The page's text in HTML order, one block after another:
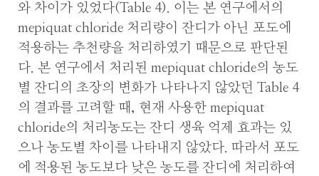
와 차이가 있었다(Table 4). 이는 본 연구에서의
mepiquat chloride 처리량이 잔디가 아닌 포도에
적용하는 추천량을 처리하였기 때문으로 판단된
다. 본 연구에서 처리된 mepiquat chloride의 농도
별 잔디의 초장의 변화가 나타나지 않았던 Table 4
의 결과를 고려할 때, 현재 사용한 mepiquat
chloride의 처리농도는 잔디 생육 억제 효과는 있
으나 농도별 차이를 나타내지 않았다. 따라서 포도
에 적용된 농도보다 낮은 농도를 잔디에 처리하여